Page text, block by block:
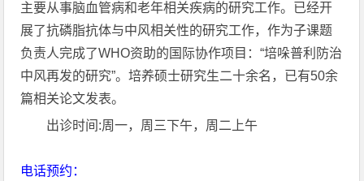
主要从事脑血管病和老年相关疾病的研究工作。已经开
展了抗磷脂抗体与中风相关性的研究工作，作为子课题
负责人完成了WHO资助的国际协作项目：“培哚普利防治
中风再发的研究”。培养硕士研究生二十余名，已有50余
篇相关论文发表。
出诊时间:周一，周三下午，周二上午
电话预约：